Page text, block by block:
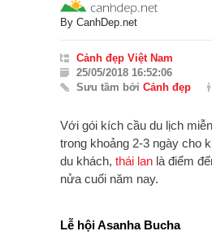
By CanhDep.net
Cảnh đẹp Việt Nam
25/05/2018 16:52:06
Sưu tầm bởi Cảnh đẹp
Với gói kích cầu du lịch
trong khoảng 2-3 ngày cho
du khách, thái lan là điểm
nửa cuối năm nay.
Lễ hội Asanha Bucha